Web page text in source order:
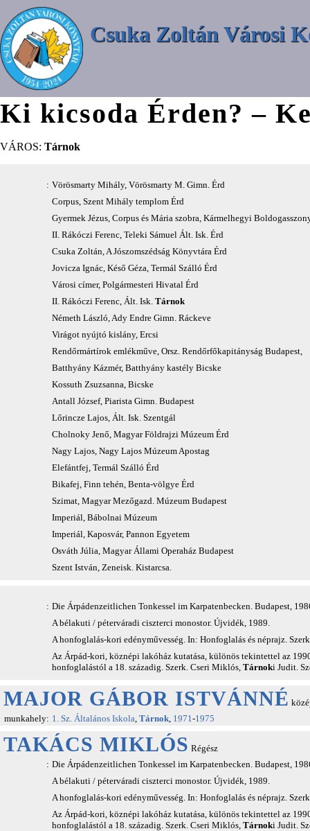
Csuka Zoltán Városi
Ki kicsoda Érden? –
VÁROS: Tárnok
: Vörösmarty Mihály, Vörösmarty M. Gimn. Érd
Corpus, Szent Mihály templom Érd
Gyermek Jézus, Corpus és Mária szobra, Kármelhegyi
II. Rákóczi Ferenc, Teleki Sámuel Ált. Isk. Érd
Csuka Zoltán, A Jószomszédság Könyvtára Érd
Jovicza Ignác, Késő Géza, Termál Szálló Érd
Városi címer, Polgármesteri Hivatal Érd
II. Rákóczi Ferenc, Ált. Isk. Tárnok
Németh László, Ady Endre Gimn. Ráckeve
Virágot nyújtó kislány, Ercsi
Rendőrmártírok emlékműve, Orsz. Rendőrfőkapitányság Budapest,
Batthyány Kázmér, Batthyány kastély Bicske
Kossuth Zsuzsanna, Bicske
Antall József, Piarista Gimn. Budapest
Lőrincze Lajos, Ált. Isk. Szentgál
Cholnoky Jenő, Magyar Földrajzi Múzeum Érd
Nagy Lajos, Nagy Lajos Múzeum Apostag
Elefántfej, Termál Szálló Érd
Bikafej, Finn tehén, Benta-völgye Érd
Szimat, Magyar Mezőgazd. Múzeum Budapest
Imperiál, Bábolnai Múzeum
Imperiál, Kaposvár, Pannon Egyetem
Osváth Júlia, Magyar Állami Operaház Budapest
Szent István, Zeneisk. Kistarcsa.
: Die Árpádenzeitlichen Tonkessel im Karpatenbecken. Budapest,
A bélakuti / péterváradi ciszterci monostor. Újvidék, 1989.
A honfoglalás-kori edényművesség. In: Honfoglalás és néprajz.
Az Árpád-kori, köznépi lakóház kutatása, különös tekintettel az
honfoglalástól a 18. századig. Szerk. Cseri Miklós, Tárnoki Judit.
MAJOR GÁBOR ISTVÁNNÉ
munkahely: 1. Sz. Általános Iskola, Tárnok, 1971-1975
TAKÁCS MIKLÓS Régész
: Die Árpádenzeitlichen Tonkessel im Karpatenbecken. Budapest,
A bélakuti / péterváradi ciszterci monostor. Újvidék, 1989.
A honfoglalás-kori edényművesség. In: Honfoglalás és néprajz.
Az Árpád-kori, köznépi lakóház kutatása, különös tekintettel az
honfoglalástól a 18. századig. Szerk. Cseri Miklós, Tárnoki Judit.